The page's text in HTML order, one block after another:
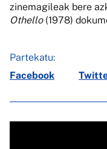
zinemagileak bere
Othello(1978)
Partekatu:
Facebook